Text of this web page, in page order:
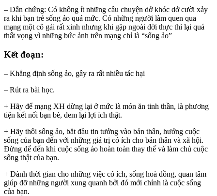
– Dẫn chứng: Có không ít những câu chuyện dở khóc dở cười xảy
ra khi bạn trẻ sống ảo quá mức. Có những người làm quen qua
mạng một cô gái rất xinh nhưng khi gặp ngoài đời thực thì lại quá
thất vọng vì những bức ảnh trên mạng chỉ là “sống ảo”
Kết đoạn:
– Khẳng định sống ảo, gây ra rất nhiều tác hại
– Rút ra bài học.
+ Hãy để mạng XH dừng lại ở mức là món ăn tinh thần, là phương
tiện kết nối bạn bè, đem lại lợi ích thật.
+ Hãy thôi sống ảo, bắt đầu tin tưởng vào bản thân, hướng cuộc
sống của bạn đến với những giá trị có ích cho bản thân và xã hội.
Đừng để đến khi cuộc sống ảo hoàn toàn thay thế và làm chủ cuộc
sống thật của bạn.
+ Dành thời gian cho những việc có ích, sống hoà đồng, quan tâm
giúp đỡ những người xung quanh bởi đó mới chính là cuộc sống
của bạn.